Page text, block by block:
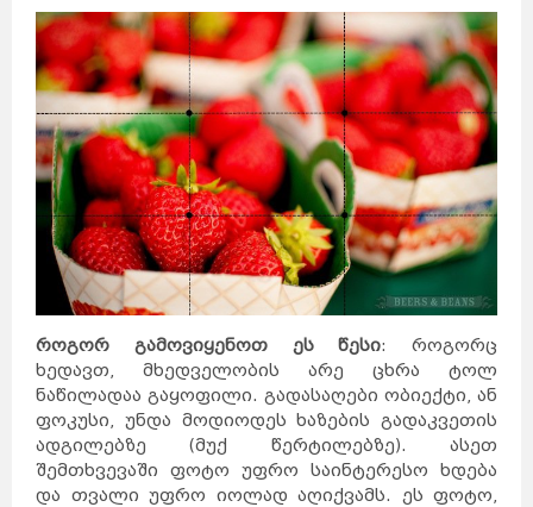
როგორ გამოვიყენოთ ეს წესი: როგორც
ხედავთ, მხედველობის არე ცხრა ტოლ
ნაწილადაა გაყოფილი. გადასაღები ობიექტი, ან
ფოკუსი, უნდა მოდიოდეს ხაზების გადაკვეთის
ადგილებზე (მუქ წერტილებზე). ასეთ
შემთხვევაში ფოტო უფრო საინტერესო ხდება
და თვალი უფრო იოლად აღიქვამს. ეს ფოტო,